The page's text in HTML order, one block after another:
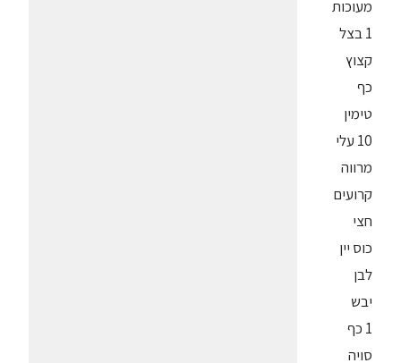
מעוכות
1 בצל
קצוץ
כף
טימין
10 עלי
מרווה
קרועים
חצי
כוס יין
לבן
יבש
1 כף
סויה